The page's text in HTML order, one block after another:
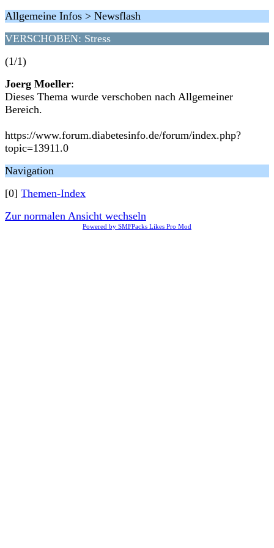
Allgemeine Infos > Newsflash
VERSCHOBEN: Stress
(1/1)
Joerg Moeller:
Dieses Thema wurde verschoben nach Allgemeiner
Bereich.
https://www.forum.diabetesinfo.de/forum/index.php?
topic=13911.0
Navigation
[0] Themen-Index
Zur normalen Ansicht wechseln
Powered by SMFPacks Likes Pro Mod